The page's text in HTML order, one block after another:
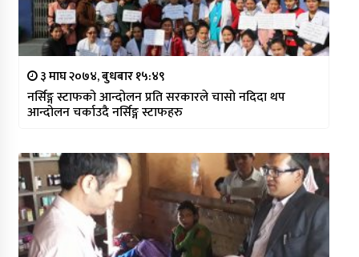
३ माघ २०७४, बुधबार १५:४९
नर्सिङ्ग स्टाफको आन्दोलन प्रति सरकारले चासो नदिदा थप
आन्दोलन चर्काउदै नर्सिङ्ग स्टाफहरु